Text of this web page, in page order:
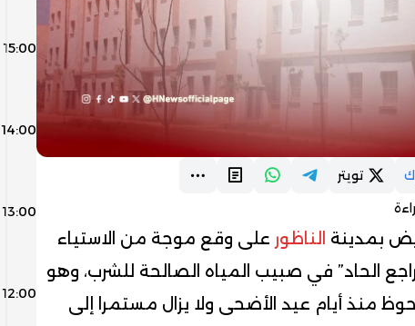
تويتر
بمدينة الناظور على وقع موجة من الاستياء
الحاد” في صبيب المياه الصالحة للشرب، وهو
منذ أيام عيد الأضحى ولا يزال مستمرا إلى
15:00
14:00
13:00
12:00